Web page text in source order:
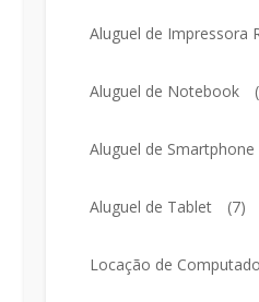
Aluguel de Impressora
Aluguel de Notebook
Aluguel de Smartphone
Aluguel de Tablet (7)
Locação de